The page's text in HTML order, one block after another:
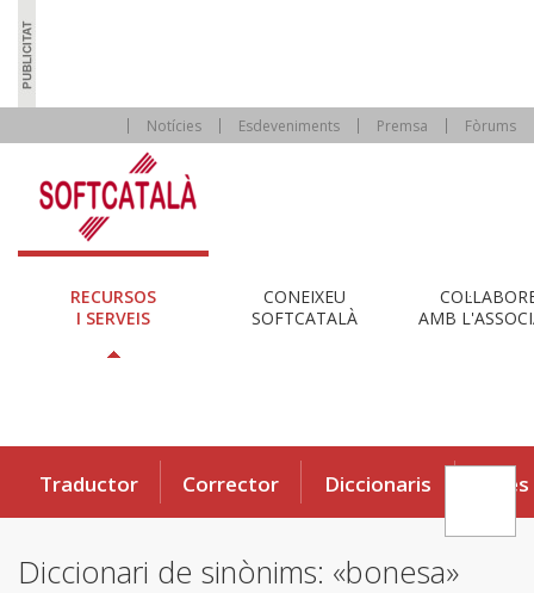
Notícies Esdeveniments Premsa Fòrums
RECURSOS
I SERVEIS
CONEIXEU
SOFTCATALÀ
AMB
Traductor Corrector Diccionaris Eines
Diccionari de sinònims: «bonesa»